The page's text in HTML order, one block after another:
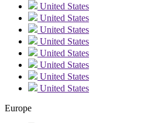
United States
United States
United States
United States
United States
United States
United States
United States
Europe